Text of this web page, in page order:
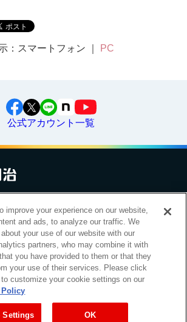
：スマートフォン ｜ PC
公式アカウント一覧
ップ 個人情報保護について
電子公告
の対応方針ご利用規約明治グループのDX
ス株式会社 （ EN ｜簡体 ）
式会社
improve your experience on our website,
and ads, to analyze our traffic. We
your use of our website with our
partners, who may combine it with
you have provided to them or that they
your use of their services. Please click
customize your cookie settings on our
Policy
Settings OK